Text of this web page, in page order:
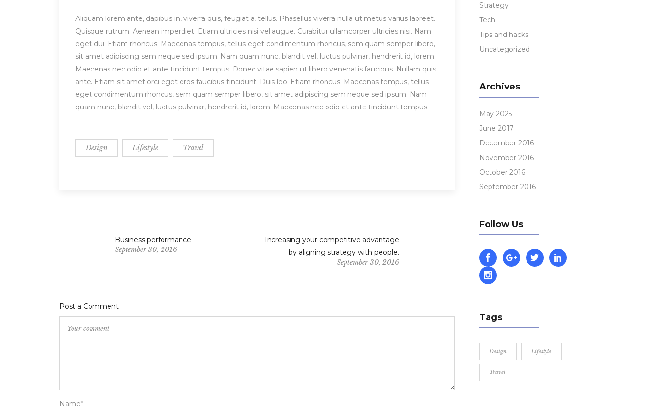
Aliquam lorem ante, dapibus in, viverra quis, feugiat a, tellus. Phasellus viverra nulla ut metus varius laoreet.
Quisque rutrum. Aenean imperdiet. Etiam ultricies nisi vel augue. Curabitur ullamcorper ultricies nisi. Nam
eget dui. Etiam rhoncus. Maecenas tempus, tellus eget condimentum rhoncus, sem quam semper libero,
sit amet adipiscing sem neque sed ipsum. Nam quam nunc, blandit vel, luctus pulvinar, hendrerit id, lorem.
Maecenas nec odio et ante tincidunt tempus. Donec vitae sapien ut libero venenatis faucibus. Nullam quis
ante. Etiam sit amet orci eget eros faucibus tincidunt. Duis leo. Etiam rhoncus. Maecenas tempus, tellus
eget condimentum rhoncus, sem quam semper libero, sit amet adipiscing sem neque sed ipsum. Nam
quam nunc, blandit vel, luctus pulvinar, hendrerit id, lorem. Maecenas nec odio et ante tincidunt tempus.
Design Lifestyle Travel
Business performance
September 30, 2016
Increasing your competitive advantage
by aligning strategy with people.
September 30, 2016
Post a Comment
Name*
Strategy
Tech
Tips and hacks
Uncategorized
Archives
May 2025
June 2017
December 2016
November 2016
October 2016
September 2016
Follow Us
Tags
Design Lifestyle
Travel